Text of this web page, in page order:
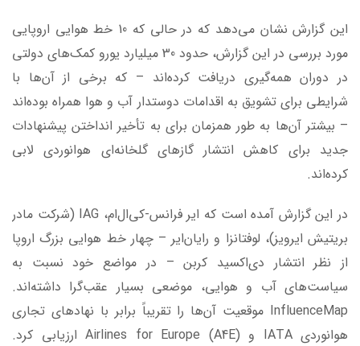
این گزارش نشان می‌دهد که در حالی که 10 خط هوایی اروپایی
مورد بررسی در این گزارش، حدود 30 میلیارد یورو کمک‌های دولتی
در دوران همه‌گیری دریافت کرده‌اند – که برخی از آن‌ها با
شرایطی برای تشویق به اقدامات دوستدار آب و هوا همراه بوده‌اند
– بیشتر آن‌ها به طور همزمان برای به تأخیر انداختن پیشنهادات
جدید برای کاهش انتشار گازهای گلخانه‌ای هوانوردی لابی
کرده‌اند.
در این گزارش آمده است که ایر فرانس-کی‌ال‌ام، IAG (شرکت مادر
بریتیش ایرویز)، لوفتانزا و رایان‌ایر – چهار خط هوایی بزرگ اروپا
از نظر انتشار دی‌اکسید کربن – در مواضع خود نسبت به
سیاست‌های آب و هوایی، موضعی بسیار عقب‌گرا داشته‌اند.
InfluenceMap موقعیت آن‌ها را تقریباً برابر با نهادهای تجاری
هوانوردی IATA و Airlines for Europe (A4E) ارزیابی کرد.